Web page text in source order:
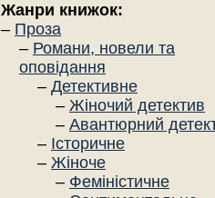
Жанри книжок:
– Проза
– Романи, новели та
оповідання
– Детективне
– Жіночий детектив
– Авантюрний
– Історичне
– Жіноче
– Феміністичне